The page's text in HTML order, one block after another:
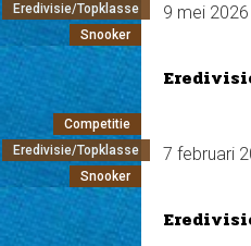
Eredivisie/Topklasse
Snooker
9 mei
Competitie
Eredivisie/Topklasse
Snooker
7 februari